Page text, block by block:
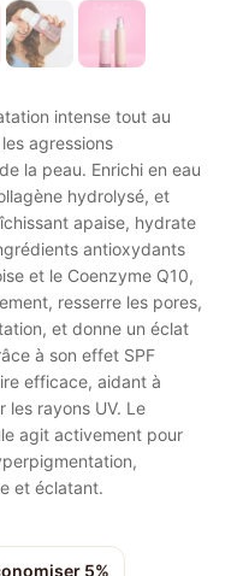
intense tout au
agressions
la peau. Enrichi en eau
hydrolysé, et
apaise, hydrate
antioxydants
et le Coenzyme Q10,
resserre les pores,
et donne un éclat
à son effet SPF
efficace, aidant à
les rayons UV. Le
agit activement pour
et éclatant.
5%